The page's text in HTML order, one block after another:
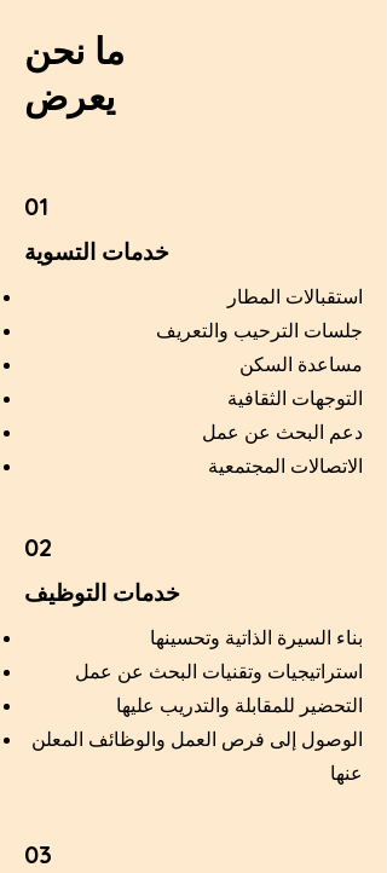
ما نحن
يعرض
01
خدمات التسوية
استقبالات المطار
جلسات الترحيب والتعريف
مساعدة السكن
التوجهات الثقافية
دعم البحث عن عمل
الاتصالات المجتمعية
02
خدمات التوظيف
بناء السيرة الذاتية وتحسينها
استراتيجيات وتقنيات البحث عن عمل
التحضير للمقابلة والتدريب عليها
الوصول إلى فرص العمل والوظائف المعلن
عنها
03